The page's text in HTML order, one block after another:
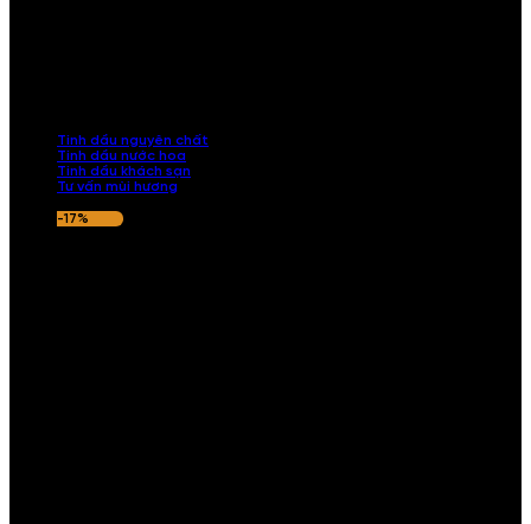
Tinh dầu nguyên chất
Tinh dầu nước hoa
Tinh dầu khách sạn
Tư vấn mùi hương
-17%